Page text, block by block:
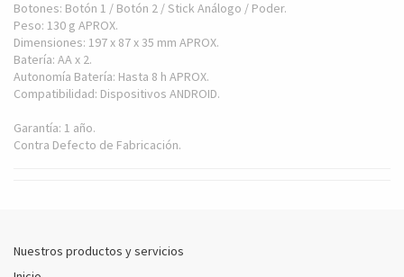
Botones: Botón 1 / Botón 2 / Stick Análogo / Poder.
Peso: 130 g APROX.
Dimensiones: 197 x 87 x 35 mm APROX.
Batería: AA x 2.
Autonomía Batería: Hasta 8 h APROX.
Compatibilidad: Dispositivos ANDROID.
Garantía: 1 año.
Contra Defecto de Fabricación.
Nuestros productos y servicios